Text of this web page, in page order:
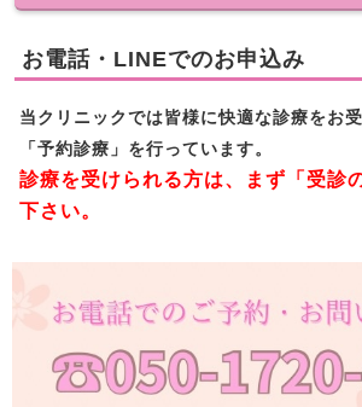
お電話・LINEでのお申込み
当クリニックでは皆様に快適な診療をお
「予約診療」を行っています。
診療を受けられる方は、まず「受診
下さい。